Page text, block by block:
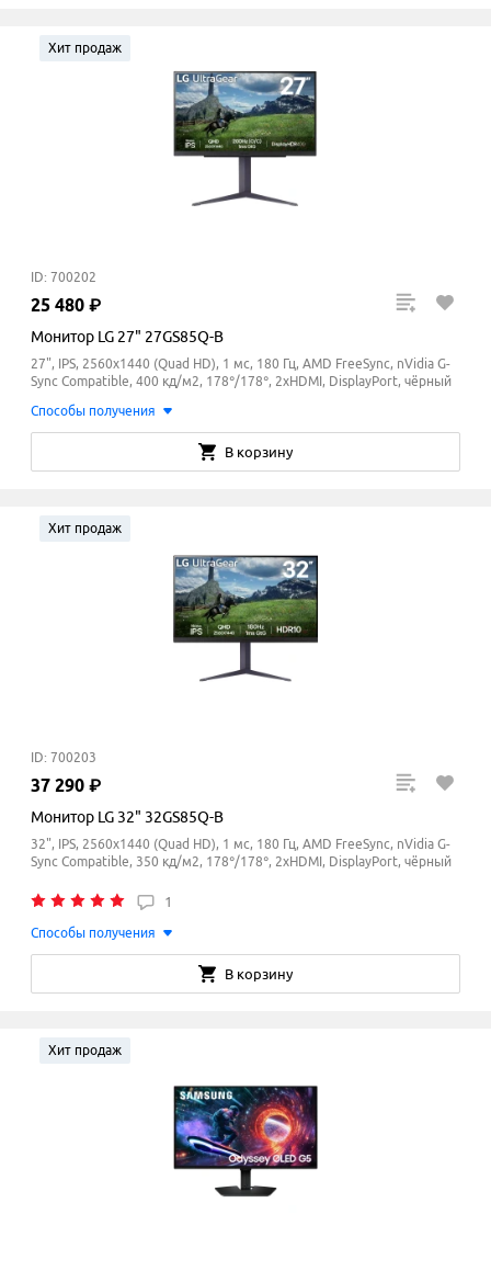
Хит продаж
ID: 700202
25 480 ₽
Монитор LG 27" 27GS85Q-B
27", IPS, 2560x1440 (Quad HD), 1 мс, 180 Гц, AMD FreeSync, nVidia G-
Sync Compatible, 400 кд/м2, 178°/178°, 2xHDMI, DisplayPort, чёрный
Способы получения
В корзину
Хит продаж
ID: 700203
37 290 ₽
Монитор LG 32" 32GS85Q-B
32", IPS, 2560x1440 (Quad HD), 1 мс, 180 Гц, AMD FreeSync, nVidia G-
Sync Compatible, 350 кд/м2, 178°/178°, 2xHDMI, DisplayPort, чёрный
1
Способы получения
В корзину
Хит продаж